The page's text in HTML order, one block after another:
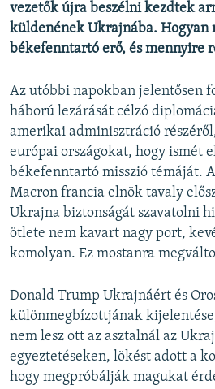
Valamennyi RFE/RL weboldal
vezetők újra beszélni kezdtek
küldenének Ukrajnába. Hogyan
békefenntartó erő, és mennyire
Az utóbbi napokban jelentősen
háború lezárását célzó
amerikai adminisztráció
európai országokat, hogy ismét
békefenntartó misszió témáját.
Macron francia elnök tavaly
Ukrajna biztonságát szavatolni
ötlete nem kavart nagy port,
komolyan. Ez mostanra
Donald Trump Ukrajnáért és
különmegbízottjának
nem lesz ott az asztalnál az
egyeztetéseken, lökést adott a
hogy megpróbálják magukat